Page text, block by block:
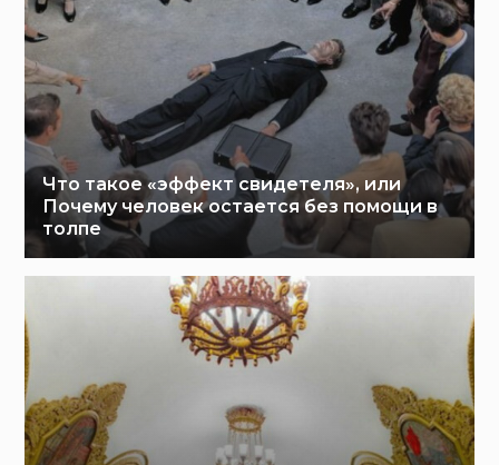
Что такое «эффект свидетеля», или
Почему человек остается без помощи в
толпе